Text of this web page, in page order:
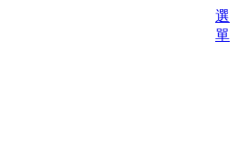
選
單